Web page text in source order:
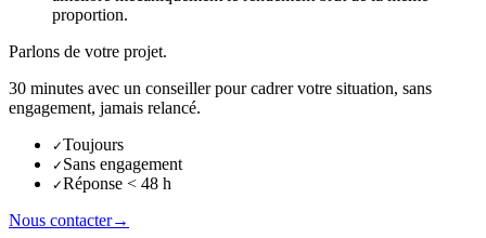
proportion.
Parlons de votre projet.
30 minutes avec un conseiller pour cadrer votre situation, sans
engagement, jamais relancé.
✓Toujours
✓ Sans engagement
✓Réponse < 48 h
Nous contacter→